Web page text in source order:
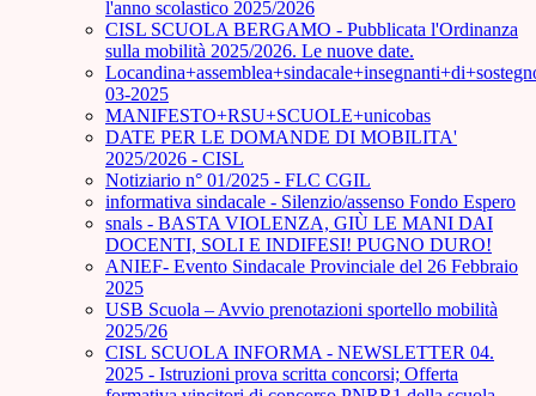
l'anno scolastico 2025/2026
CISL SCUOLA BERGAMO - Pubblicata l'Ordinanza
sulla mobilità 2025/2026. Le nuove date.
03-2025
MANIFESTO+RSU+SCUOLE+unicobas
DATE PER LE DOMANDE DI MOBILITA'
2025/2026 - CISL
Notiziario n° 01/2025 - FLC CGIL
informativa sindacale - Silenzio/assenso Fondo Espero
snals - BASTA VIOLENZA, GIÙ LE MANI DAI
DOCENTI, SOLI E INDIFESI! PUGNO DURO!
ANIEF- Evento Sindacale Provinciale del 26 Febbraio
2025
USB Scuola – Avvio prenotazioni sportello mobilità
2025/26
CISL SCUOLA INFORMA - NEWSLETTER 04.
2025 - Istruzioni prova scritta concorsi; Offerta